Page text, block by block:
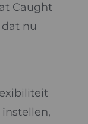
Caught
nu